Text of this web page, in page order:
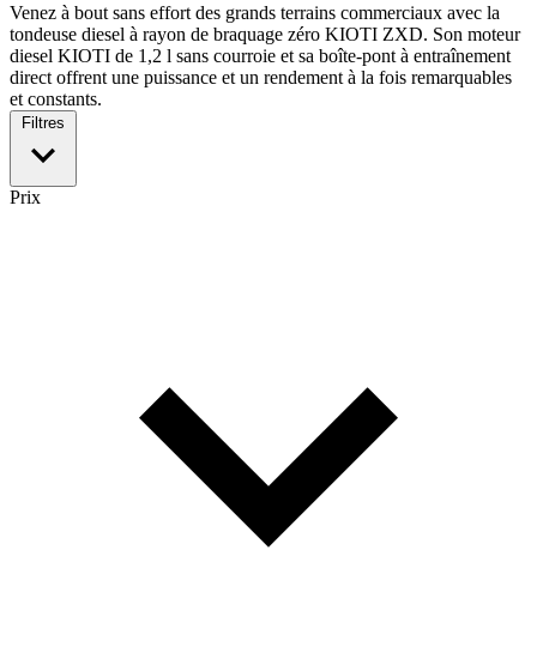
Venez à bout sans effort des grands terrains commerciaux avec la
tondeuse diesel à rayon de braquage zéro KIOTI ZXD. Son moteur
diesel KIOTI de 1,2 l sans courroie et sa boîte-pont à entraînement
direct offrent une puissance et un rendement à la fois remarquables
et constants.
Filtres
Prix